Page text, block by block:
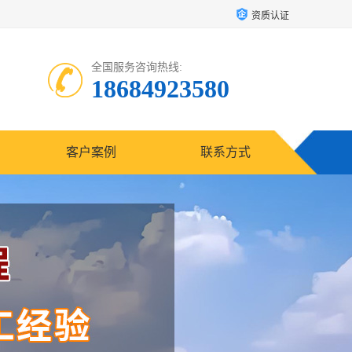
资质认证
全国服务咨询热线:
18684923580
客户案例 联系方式